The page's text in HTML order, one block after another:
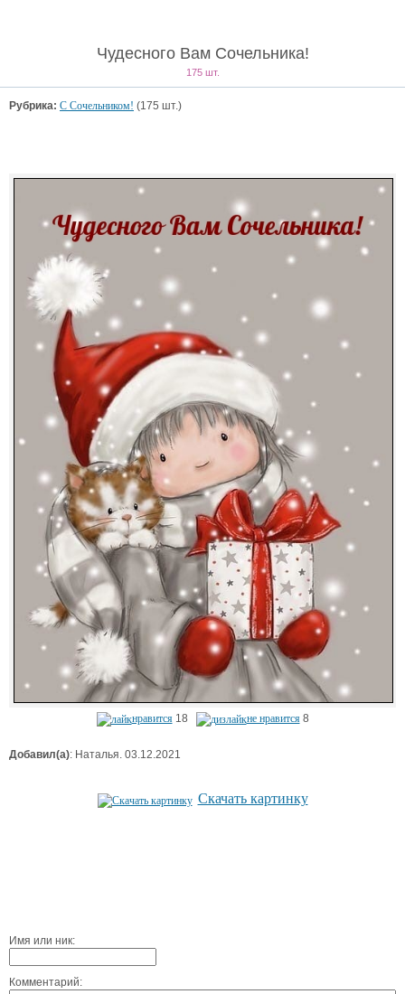
Чудесного Вам Сочельника!
175 шт.
Рубрика: С Сочельником! (175 шт.)
нравится 18 не нравится 8
Добавил(а): Наталья. 03.12.2021
Скачать картинку
Имя или ник:
Комментарий: